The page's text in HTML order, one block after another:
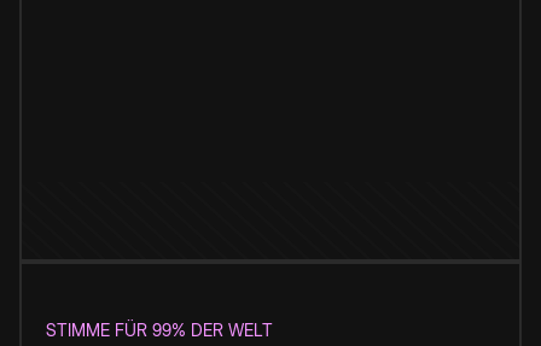
STIMME FÜR 99% DER WELT